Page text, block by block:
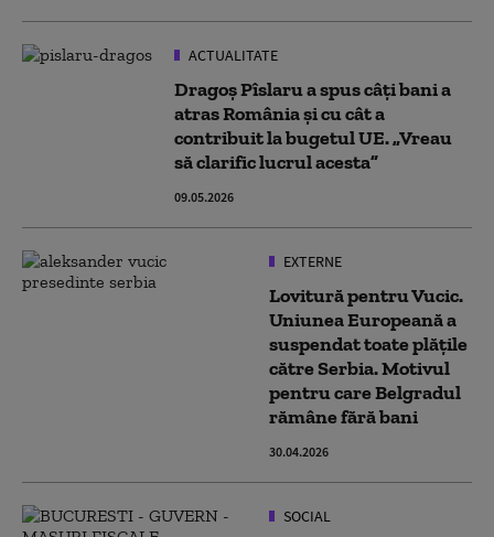
ACTUALITATE
Dragoș Pîslaru a spus câți bani a
atras România şi cu cât a
contribuit la bugetul UE. „Vreau
să clarific lucrul acesta”
09.05.2026
EXTERNE
Lovitură pentru Vucic.
Uniunea Europeană a
suspendat toate plățile
către Serbia. Motivul
pentru care Belgradul
rămâne fără bani
30.04.2026
SOCIAL